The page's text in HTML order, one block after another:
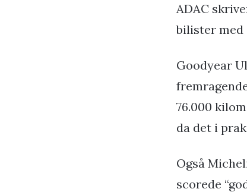
ADAC
bilister med
Goodyear
76.000
da det i
Også
scorede